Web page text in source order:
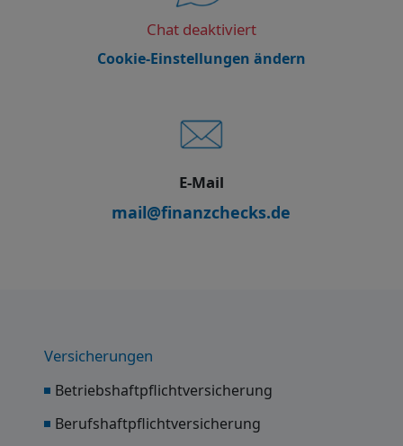
Chat deaktiviert
Cookie-Einstellungen ändern
E-Mail
mail@finanzchecks.de
Versicherungen
Betriebshaftpflichtversicherung
Berufshaftpflichtversicherung